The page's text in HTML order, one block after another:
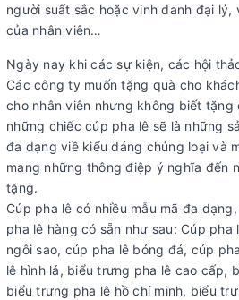
người suất sắc hoặc vinh danh đại lý,
của nhân viên…
Ngày nay khi các sự kiện, các hội
Các công ty muốn tặng quà cho
cho nhân viên nhưng không biết tặng
những chiếc cúp pha lê sẽ là những
đa dạng viề kiểu dáng chủng loại và
mang những thông điệp ý nghĩa đến
tặng.
Cúp pha lê có nhiều mẫu mã đa
pha lê hàng có sẵn như sau: Cúp
ngôi sao, cúp pha lê bóng đá, cúp
lê hình lá, biểu trưng pha lê cao cấp,
biểu trưng pha lê hồ chí minh, biểu